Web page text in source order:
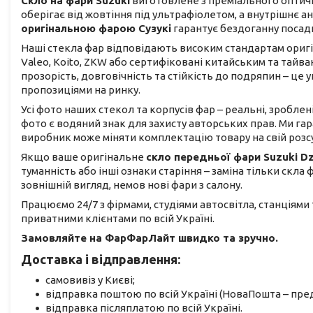
оберігає від жовтіння під ультрафіолетом, а внутрішнє
оригінальною фарою Сузукі гарантує бездоганну
Наші стекла фар відповідають високим стандартам
Valeo, Koito, ZKW або сертифіковані китайським та
прозорість, довговічність та стійкість до подряпин –
пропозиціями на ринку.
Усі фото наших стекол та корпусів фар – реальні,
фото є водяний знак для захисту авторських прав. Ми
виробник може міняти комплектацію товару на свій
Якщо ваше оригінальне скло передньої фари Suzuki
туманність або інші ознаки старіння – заміна тільки
зовнішній вигляд, немов нові фари з салону.
Працюємо 24/7 з фірмами, студіями автосвітла,
приватними клієнтами по всій Україні.
Замовляйте на ФарФарЛайт швидко та зручно.
Доставка і відправлення:
самовивіз у Києві;
відправка поштою по всій Україні (НоваПошта –
відправка післяплатою по всій Україні.